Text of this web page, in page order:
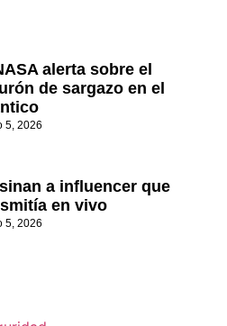
alerta sobre el
de sargazo en el
5, 2026
a influencer que
en vivo
5, 2026